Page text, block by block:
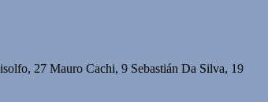
27 Mauro Cachi, 9 Sebastián Da Silva, 19